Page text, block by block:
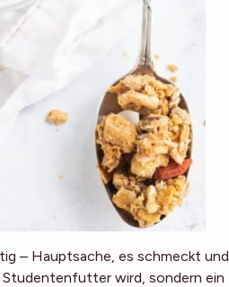
– Hauptsache, es schmeckt und
Studentenfutter wird, sondern ein